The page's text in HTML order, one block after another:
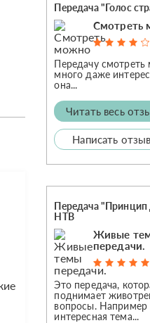
Передача "Голос
Смотреть
Передачу
много даже
она...
Читать весь
Написать отзыв
Передача
НТВ
Живые
передачи.
Это передача,
поднимает
вопросы. Например
интересная тема...